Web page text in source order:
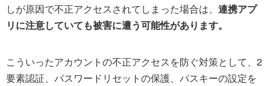
しが原因で不正アクセスされてしまった場合は、 連携アプ
リに注意していても被害に遭う可能性があります。
こういったアカウントの不正アクセスを防ぐ対策として、2
要素認証、パスワードリセットの保護、パスキーの設定を